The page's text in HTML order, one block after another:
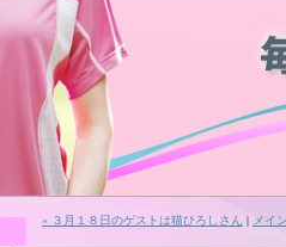
« ３月１８日のゲストは猫ひろしさん | メイ